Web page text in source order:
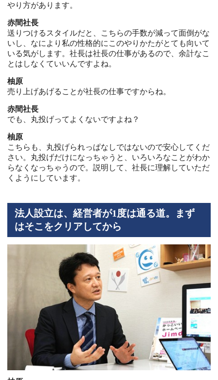
やり方があります。
赤間社長
送りつけるスタイルだと、こちらの手数が減って面倒がな
いし、なにより私の性格的にこのやりかたがとても向いて
いる気がします。社長は社長の仕事があるので、余計なこ
とはしなくていいんですよね。
柚原
売り上げあげることが社長の仕事ですからね。
赤間社長
でも、丸投げってよくないですよね？
柚原
こちらも、丸投げられっぱなしではないので安心してくだ
さい。丸投げだけになっちゃうと、いろいろなことがわか
らなくなっちゃうので。説明して、社長に理解していただ
くようにしています。
法人設立は、経営者が1度は通る道。まず
はそこをクリアしてから